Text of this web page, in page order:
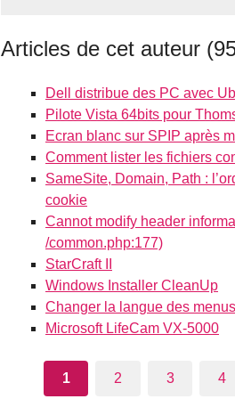
Articles de cet auteur
Dell distribue des PC avec
Pilote Vista 64bits pour
Ecran blanc sur SPIP après
Comment lister les fichiers
SameSite, Domain, Path :
cookie
Cannot modify header
/common.php:177)
StarCraft II
Windows Installer CleanUp
Changer la langue des
Microsoft LifeCam VX-5000
1 2 3 4